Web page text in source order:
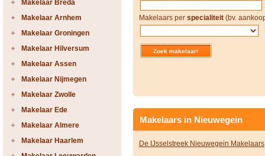
Makelaar Breda
Makelaar Arnhem
Makelaar Groningen
Makelaar Hilversum
Makelaar Assen
Makelaar Nijmegen
Makelaar Zwolle
Makelaar Ede
Makelaar Almere
Makelaar Haarlem
Makelaars per specialiteit (bv.
Makelaars in Nieuwegein
De IJsselstreek Nieuwegein Makelaars